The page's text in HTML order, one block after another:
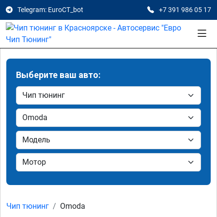
Telegram: EuroCT_bot +7 391 986 05 17
Выберите ваш авто:
Чип тюнинг Omoda